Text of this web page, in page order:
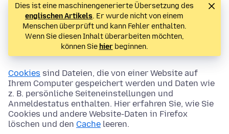
Dies ist eine maschinengenerierte Übersetzung des
englischen Artikels. Er wurde nicht von einem
Menschen überprüft und kann Fehler enthalten.
Wenn Sie diesen Inhalt überarbeiten möchten,
können Sie hierbeginnen.
Cookies sind Dateien, die von einer Website auf
Ihrem Computer gespeichert werden und Daten wie
z. B. persönliche Seiteneinstellungen und
Anmeldestatus enthalten. Hier erfahren Sie, wie Sie
Cookies und andere Website-Daten in Firefox
löschen und den Cache leeren.